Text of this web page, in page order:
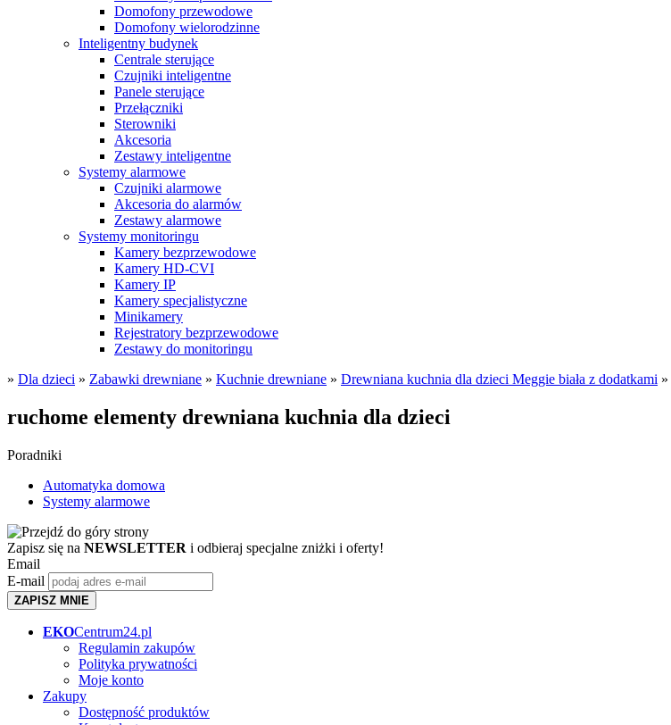
Domofony przewodowe
Domofony wielorodzinne
Inteligentny budynek
Centrale sterujące
Czujniki inteligentne
Panele sterujące
Przełączniki
Sterowniki
Akcesoria
Zestawy inteligentne
Systemy alarmowe
Czujniki alarmowe
Akcesoria do alarmów
Zestawy alarmowe
Systemy monitoringu
Kamery bezprzewodowe
Kamery HD-CVI
Kamery IP
Kamery specjalistyczne
Minikamery
Rejestratory bezprzewodowe
Zestawy do monitoringu
» Dla dzieci » Zabawki drewniane » Kuchnie drewniane » Drewniana kuchnia dla dzieci Meggie biała z dodatkami »
ruchome elementy drewniana kuchnia dla dzieci
Poradniki
Automatyka domowa
Systemy alarmowe
Zapisz się na NEWSLETTER i odbieraj specjalne zniżki i oferty!
Email
E-mail
ZAPISZ MNIE
EKOCentrum24.pl
Regulamin zakupów
Polityka prywatności
Moje konto
Zakupy
Dostępność produktów